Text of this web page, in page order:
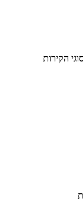
הקירות